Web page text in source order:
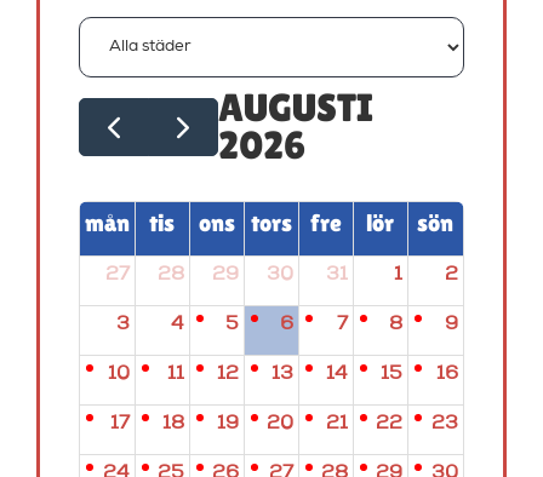
AUGUSTI
2026
mån tis ons tors fre lör sön
27 28 29 30 31 1 2
3 4 5 6 7 8 9
10 11 12 13 14 15 16
17 18 19 20 21 22 23
24 25 26 27 28 29 30